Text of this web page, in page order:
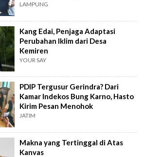
LAMPUNG
Kang Edai, Penjaga Adaptasi
Perubahan Iklim dari Desa
Kemiren
YOUR SAY
PDIP Tergusur Gerindra? Dari
Kamar Indekos Bung Karno, Hasto
Kirim Pesan Menohok
JATIM
Makna yang Tertinggal di Atas
Kanvas